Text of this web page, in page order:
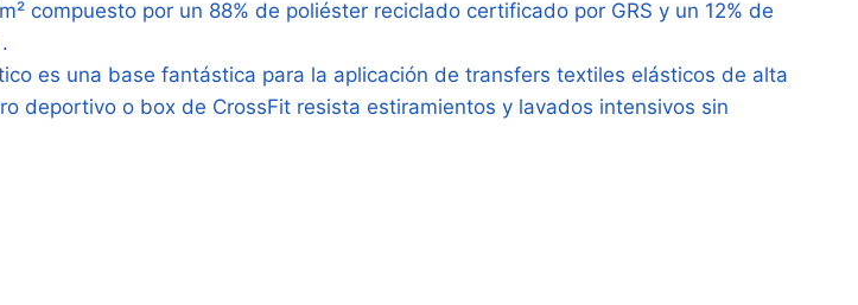
compuesto por un 88% de poliéster reciclado certificado por GRS y un 12% de
es una base fantástica para la aplicación de transfers textiles elásticos de alta
deportivo o box de CrossFit resista estiramientos y lavados intensivos sin